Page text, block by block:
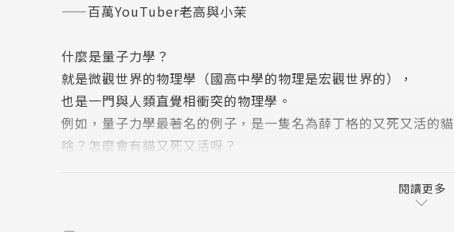
——百萬YouTuber老高與小茉
什麼是量子力學？
就是微觀世界的物理學（國高中學的物理是宏觀世界的），
也是一門與人類直覺相衝突的物理學。
例如，量子力學最著名的例子，是一隻名為薛丁格的又死又活的貓
啥？怎麼會有貓又死又活呀？
所以，你看到的我，不是真的我？（這明明是物理學，怎麼聽起來
還有，你相信在另一個平行時空裡，也有一個一模一樣的你嗎？
閱讀更多